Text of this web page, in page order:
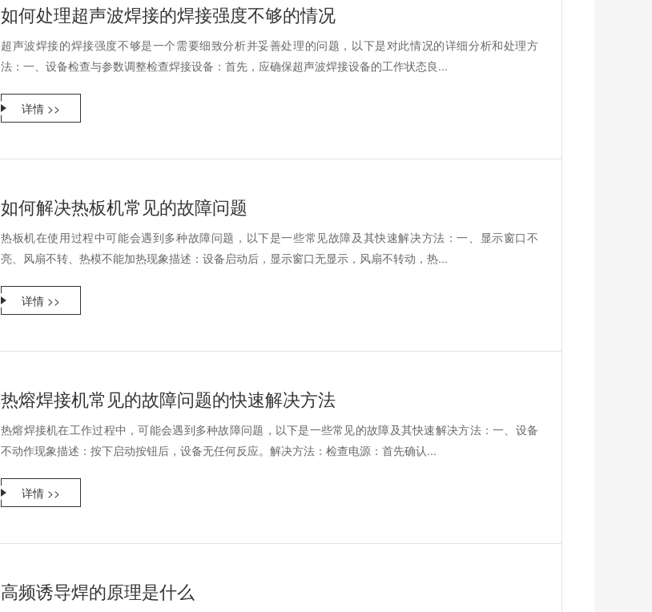
如何处理超声波焊接的焊接强度不够的情况
超声波焊接的焊接强度不够是一个需要细致分析并妥善处理的问题，以下是对此情况的详细分析和处理方
法：一、设备检查与参数调整检查焊接设备：首先，应确保超声波焊接设备的工作状态良...
详情 >>
如何解决热板机常见的故障问题
热板机在使用过程中可能会遇到多种故障问题，以下是一些常见故障及其快速解决方法：一、显示窗口不
亮、风扇不转、热模不能加热现象描述：设备启动后，显示窗口无显示，风扇不转动，热...
详情 >>
热熔焊接机常见的故障问题的快速解决方法
热熔焊接机在工作过程中，可能会遇到多种故障问题，以下是一些常见的故障及其快速解决方法：一、设备
不动作现象描述：按下启动按钮后，设备无任何反应。解决方法：检查电源：首先确认...
详情 >>
高频诱导焊的原理是什么